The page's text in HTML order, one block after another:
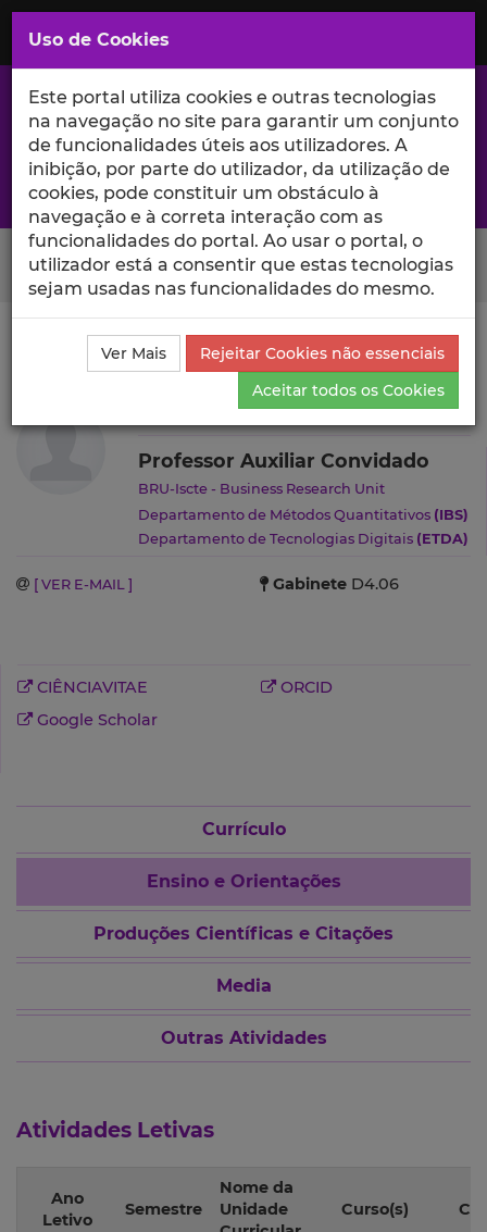
Saltar
para
Conteúdo
Principal
A excelência da investigação e ciência no Iscte
Search Button
Ciência_Iscte Autores Nuno Santos
Ensino e
Orientações
Nuno Santos
Professor Auxiliar Convidado
BRU-Iscte - Business Research Unit
Departamento de Métodos Quantitativos (IBS)
Departamento de Tecnologias Digitais (ETDA)
[ VER E-MAIL ] Gabinete D4.06
CIÊNCIAVITAE
ORCID
Google Scholar
Currículo
Ensino e Orientações
Produções Científicas e Citações
Media
Outras Atividades
Atividades Letivas
Ano
Letivo
Semestre
Nome da
Unidade
Curso(s)
Uso de Cookies
Este portal utiliza cookies e outras tecnologias
na navegação no site para garantir um conjunto
de funcionalidades úteis aos utilizadores. A
inibição, por parte do utilizador, da utilização de
cookies, pode constituir um obstáculo à
navegação e à correta interação com as
funcionalidades do portal. Ao usar o portal, o
utilizador está a consentir que estas tecnologias
sejam usadas nas funcionalidades do mesmo.
Ver Mais
Rejeitar Cookies não essenciais
Aceitar todos os Cookies